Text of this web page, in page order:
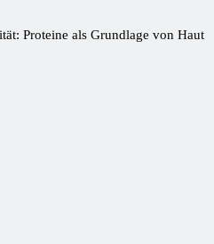
Proteine als Grundlage von Haut
Wirkung haben
Preisfehler finden November